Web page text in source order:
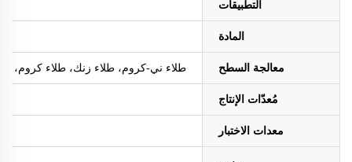
التطبيقات
المادة
معالجة السطح طلاء ني-كروم، طلاء زنك، طلاء كروم، طلاء
مُعدّات الإنتاج
معدات الاختبار